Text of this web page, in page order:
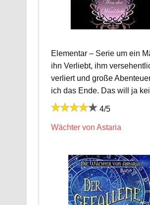
Elementar – Serie um ein
ihn Verliebt, ihm
verliert und große
ich das Ende. Das will ja
4/5
Wächter von Astaria